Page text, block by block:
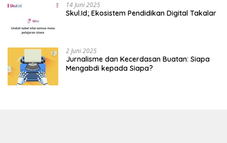
14 Juni 2025
Skul.Id; Ekosistem Pendidikan Digital Takalar
2 Juni 2025
Jurnalisme dan Kecerdasan Buatan: Siapa
Mengabdi kepada Siapa?